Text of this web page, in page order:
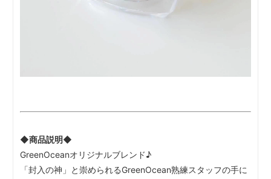
◆商品説明◆
GreenOceanオリジナルブレンド♪
「封入の神」と崇められるGreenOcean熟練スタッフの手に